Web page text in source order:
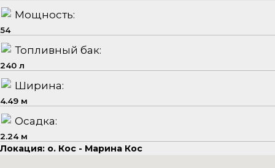
Мощность:
54
Топливный бак:
240 л
Ширина:
4.49 м
Осадка:
2.24 м
Локация: о. Кос - Марина Кос